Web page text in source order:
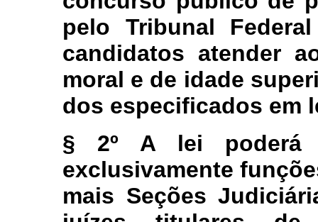
pelo Tribunal
candidatos atender
moral e de idade
dos especificados em
§ 2º A lei poderá
exclusivamente
mais Seções